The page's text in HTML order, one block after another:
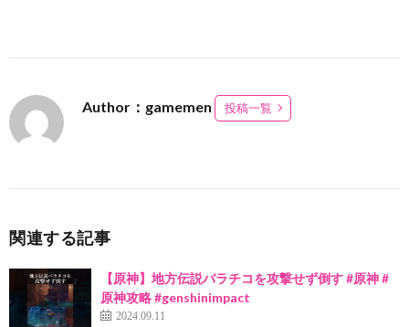
Author：gamemen 投稿一覧
関連する記事
【原神】地方伝説バラチコを攻撃せず倒す #原神 #
原神攻略 #genshinimpact
2024.09.11